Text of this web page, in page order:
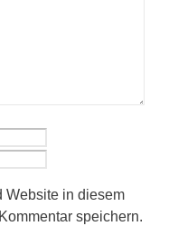
Website in diesem
speichern.